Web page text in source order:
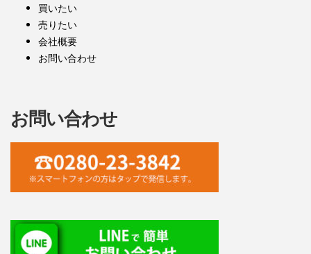
買いたい
売りたい
会社概要
お問い合わせ
お問い合わせ